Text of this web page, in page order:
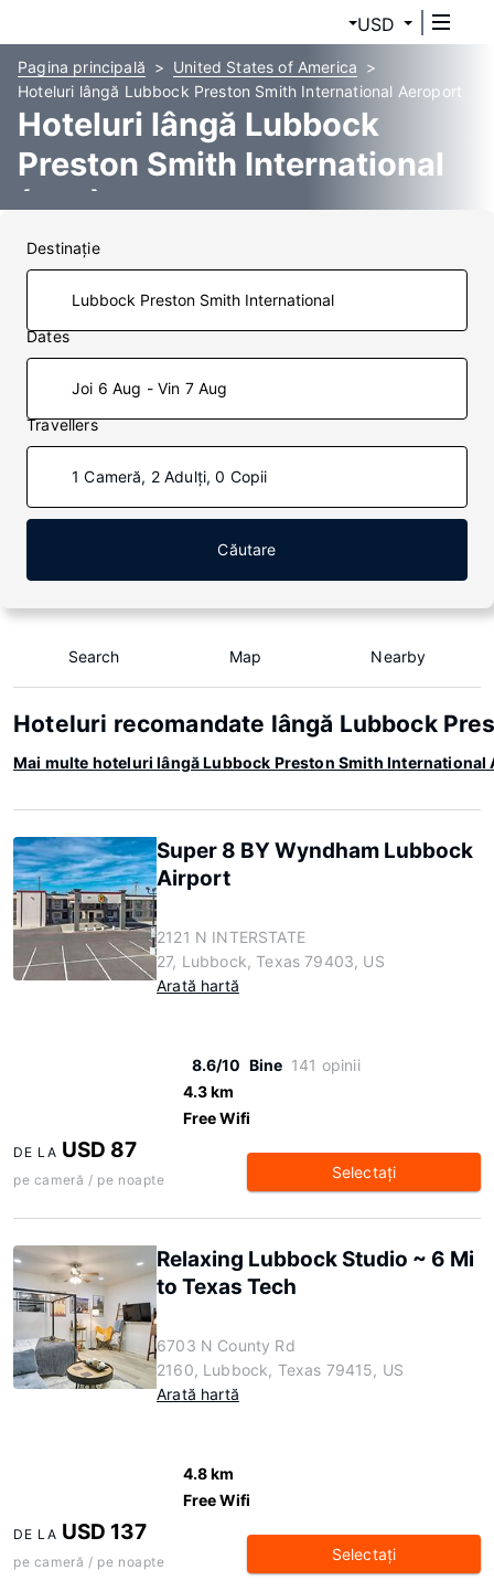
USD
Pagina principală
United States of America
Hoteluri lângă Lubbock Preston Smith International Aeroport
Hoteluri lângă Lubbock
Preston Smith International
(LBB)
Destinaţie
Dates
Joi 6 Aug - Vin 7 Aug
Travellers
1 Cameră, 2 Adulți, 0 Copii
Căutare
Search Map Nearby
Hoteluri recomandate lângă Lubbock
Mai multe hoteluri lângă Lubbock Preston Smith International
Super 8 BY Wyndham Lubbock
Airport
2121 N INTERSTATE
27, Lubbock, Texas 79403, US
Arată hartă
8.6/10 Bine 141 opinii
4.3 km
Free Wifi
DE LA USD 87
pe cameră / pe noapte Selectaţi
Relaxing Lubbock Studio ~ 6 Mi
to Texas Tech
6703 N County Rd
2160, Lubbock, Texas 79415, US
Arată hartă
4.8 km
Free Wifi
DE LA USD 137
pe cameră / pe noapte Selectaţi